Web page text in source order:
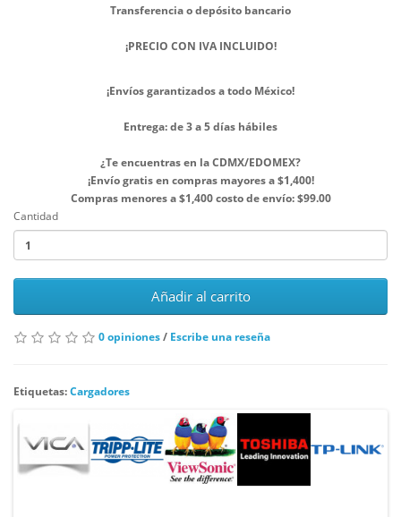
Transferencia o depósito bancario
¡PRECIO CON IVA INCLUIDO!
¡Envíos garantizados a todo México!
Entrega: de 3 a 5 días hábiles
¿Te encuentras en la CDMX/EDOMEX?
¡Envío gratis en compras mayores a $1,400!
Compras menores a $1,400 costo de envío: $99.00
Cantidad
Añadir al carrito
0 opiniones/ Escribe una reseña
Etiquetas:Cargadores